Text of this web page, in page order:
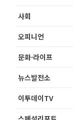
사회
오피니언
문화·라이프
뉴스발전소
이투데이TV